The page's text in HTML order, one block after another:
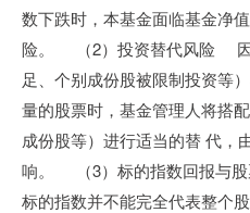
数下跌时，本基金面临基金净
险。 （2）投资替代风险 因
足、个别成份股被限制投资等
量的股票时，基金管理人将搭
成份股等）进行适当的替 代，
响。 （3）标的指数回报与
标的指数并不能完全代表整个